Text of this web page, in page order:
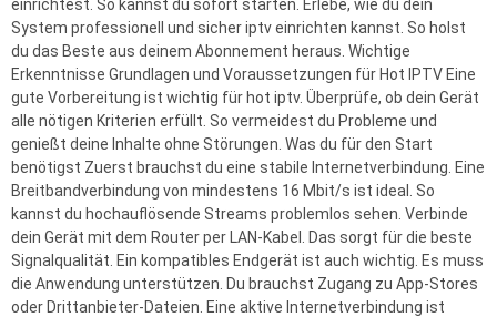
einrichtest. So kannst du sofort starten. Erlebe, wie du dein
System professionell und sicher iptv einrichten kannst. So holst
du das Beste aus deinem Abonnement heraus. Wichtige
Erkenntnisse Grundlagen und Voraussetzungen für Hot IPTV Eine
gute Vorbereitung ist wichtig für hot iptv. Überprüfe, ob dein Gerät
alle nötigen Kriterien erfüllt. So vermeidest du Probleme und
genießt deine Inhalte ohne Störungen. Was du für den Start
benötigst Zuerst brauchst du eine stabile Internetverbindung. Eine
Breitbandverbindung von mindestens 16 Mbit/s ist ideal. So
kannst du hochauflösende Streams problemlos sehen. Verbinde
dein Gerät mit dem Router per LAN-Kabel. Das sorgt für die beste
Signalqualität. Ein kompatibles Endgerät ist auch wichtig. Es muss
die Anwendung unterstützen. Du brauchst Zugang zu App-Stores
oder Drittanbieter-Dateien. Eine aktive Internetverbindung ist